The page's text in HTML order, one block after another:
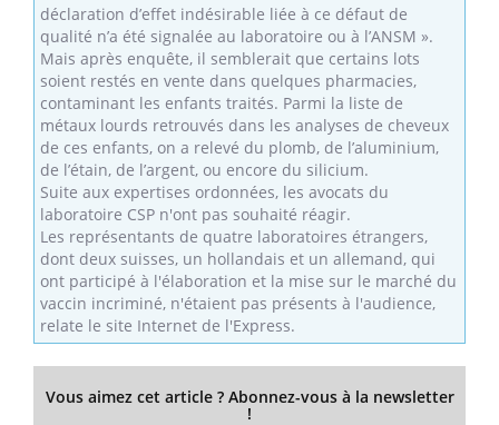
déclaration d’effet indésirable liée à ce défaut de
qualité n’a été signalée au laboratoire ou à l’ANSM ».
Mais après enquête, il semblerait que certains lots
soient restés en vente dans quelques pharmacies,
contaminant les enfants traités. Parmi la liste de
métaux lourds retrouvés dans les analyses de cheveux
de ces enfants, on a relevé du plomb, de l’aluminium,
de l’étain, de l’argent, ou encore du silicium.
Suite aux expertises ordonnées, les avocats du
laboratoire CSP n'ont pas souhaité réagir.
Les représentants de quatre laboratoires étrangers,
dont deux suisses, un hollandais et un allemand, qui
ont participé à l'élaboration et la mise sur le marché du
vaccin incriminé, n'étaient pas présents à l'audience,
relate le site Internet de l'Express.
Vous aimez cet article ? Abonnez-vous à la newsletter
!